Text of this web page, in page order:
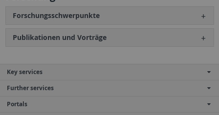
Forschungsschwerpunkte
Publikationen und Vorträge
Key services
Further services
Portals